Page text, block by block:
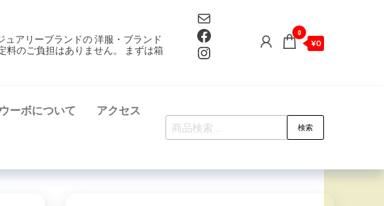
アリーブランドの 洋服・ブランド
料のご負担はありません。 まずは箱
Mail
Facebook
Instagram
0
¥0
ウーボについて アクセス
検
索
検索